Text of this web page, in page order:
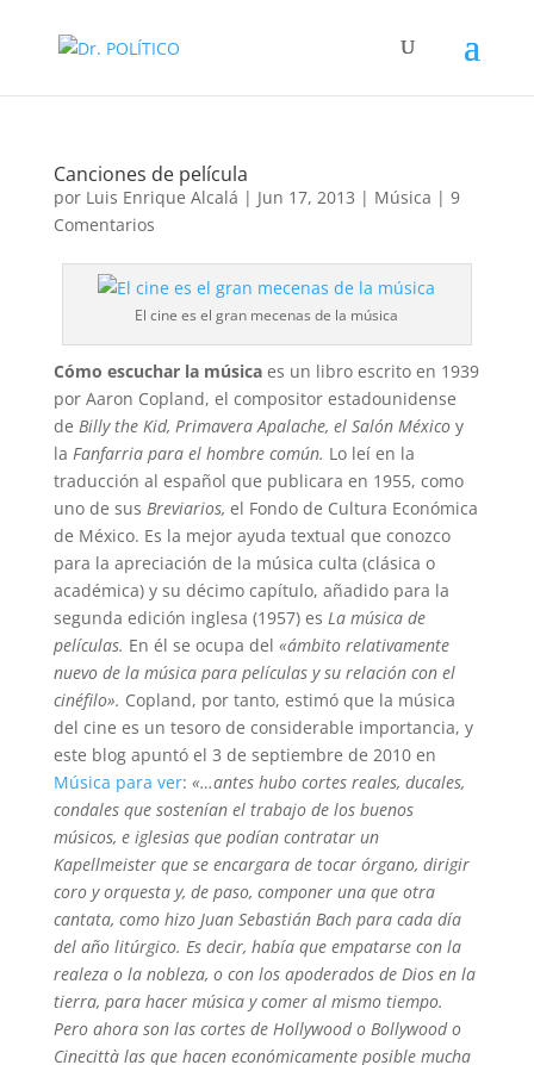
Canciones de película
por Luis Enrique Alcalá | Jun 17, 2013 | Música | 9
Comentarios
El cine es el gran mecenas de la música
Cómo escuchar la músicaes un libro escrito en 1939
por Aaron Copland, el compositor estadounidense
de Billy the Kid, Primavera Apalache, el Salón México y
la Fanfarria para el hombre común. Lo leí en la
traducción al español que publicara en 1955, como
uno de sus Breviarios, el Fondo de Cultura Económica
de México. Es la mejor ayuda textual que conozco
para la apreciación de la música culta (clásica o
académica) y su décimo capítulo, añadido para la
segunda edición inglesa (1957) es La música de
películas. En él se ocupa del «ámbito relativamente
nuevo de la música para películas y su relación con el
cinéfilo». Copland, por tanto, estimó que la música
del cine es un tesoro de considerable importancia, y
este blog apuntó el 3 de septiembre de 2010 en
Música para ver: «…antes hubo cortes reales, ducales,
condales que sostenían el trabajo de los buenos
músicos, e iglesias que podían contratar un
Kapellmeister que se encargara de tocar órgano, dirigir
coro y orquesta y, de paso, componer una que otra
cantata, como hizo Juan Sebastián Bach para cada día
del año litúrgico. Es decir, había que empatarse con la
realeza o la nobleza, o con los apoderados de Dios en la
tierra, para hacer música y comer al mismo tiempo.
Pero ahora son las cortes de Hollywood o Bollywood o
Cinecittà las que hacen económicamente posible mucha